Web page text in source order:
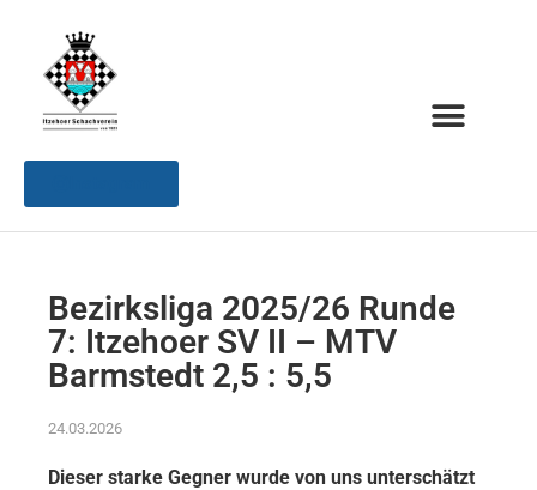
Bezirksliga 2025/26 Runde
7: Itzehoer SV II – MTV
Barmstedt 2,5 : 5,5
24.03.2026
Dieser starke Gegner wurde von uns unterschätzt